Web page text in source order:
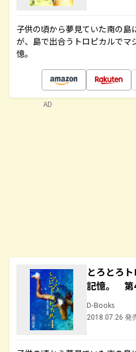
子供の頃から夢見ていた南の
が、島で出合うトロピカルでマ
憶。
とろとろ
記憶。 第
D-Books
2018.07.26 発
AD